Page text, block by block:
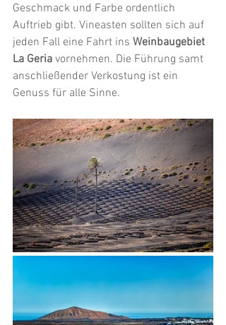
Geschmack und Farbe ordentlich
Auftrieb gibt. Vineasten sollten sich auf
jeden Fall eine Fahrt ins Weinbaugebiet
La Geria vornehmen. Die Führung samt
anschließender Verkostung ist ein
Genuss für alle Sinne.